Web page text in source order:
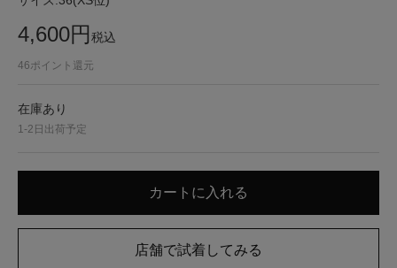
4,600円税込
46ポイント還元
在庫あり
1-2日出荷予定